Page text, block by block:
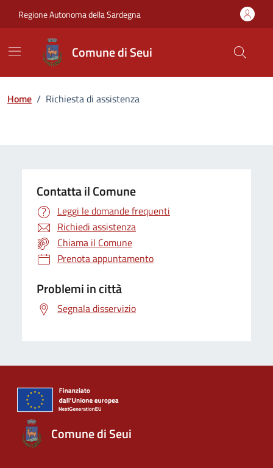
Regione Autonoma della Sardegna
Comune di Seui
Home / Richiesta di assistenza
Contatta il Comune
Leggi le domande frequenti
Richiedi assistenza
Chiama il Comune
Prenota appuntamento
Problemi in città
Segnala disservizio
Comune di Seui